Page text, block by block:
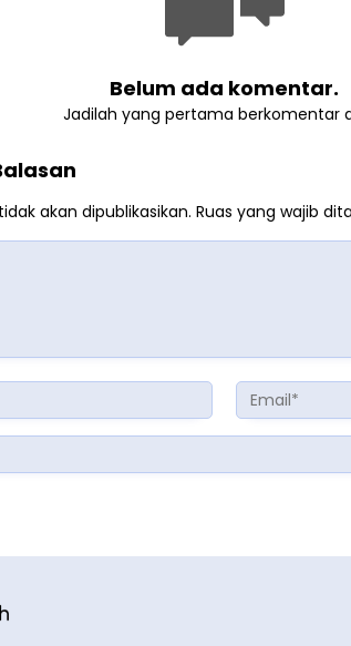
Belum ada komentar.
Jadilah yang pertama berkomentar
akan dipublikasikan. Ruas yang wajib